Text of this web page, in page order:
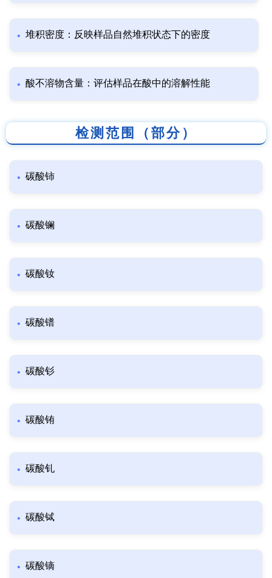
堆积密度：反映样品自然堆积状态下的密度
酸不溶物含量：评估样品在酸中的溶解性能
检测范围（部分）
碳酸铈
碳酸镧
碳酸钕
碳酸镨
碳酸钐
碳酸铕
碳酸钆
碳酸铽
碳酸镝